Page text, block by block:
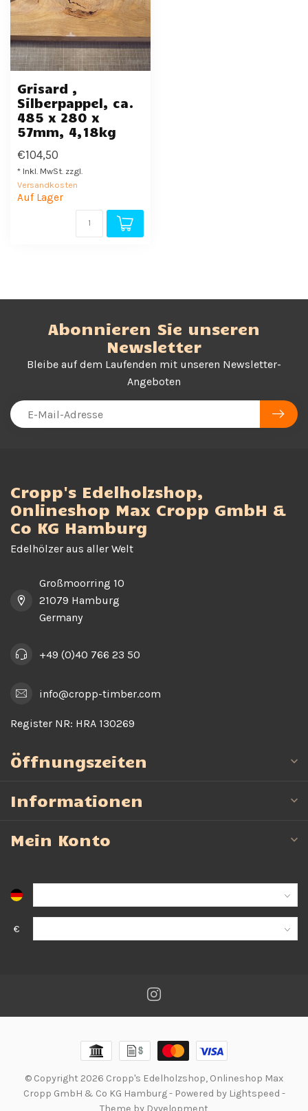
Grisard ,
Silberpappel, ca.
485 x 280 x
57mm, 4,18kg
€104,50
* Inkl. MwSt. zzgl.
Versandkosten
Auf Lager
Abonnieren Sie unseren
Newsletter
Bleibe auf dem Laufenden mit unseren Newsletter-
Angeboten
Cropp's Edelholzshop,
Onlineshop Max Cropp GmbH &
Co KG Hamburg
Edelhölzer aus aller Welt
Großmoorring 10
21079 Hamburg
Germany
+49 (0)40 766 23 50
info@cropp-timber.com
Register NR: HRA 130269
Öffnungszeiten
Informationen
Mein Konto
€
© Copyright 2026 Cropp's Edelholzshop, Onlineshop Max
Cropp GmbH & Co KG Hamburg- Powered by Lightspeed -
Theme by Dyvelopment